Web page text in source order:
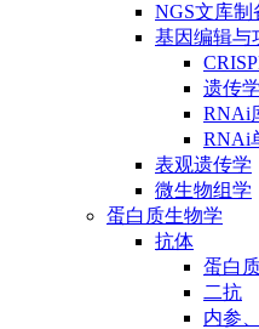
NGS文库制
基因编辑与
遗传
RNAi
RNAi
表观遗传学
微生物组学
蛋白质生物学
抗体
蛋白
二抗
内参